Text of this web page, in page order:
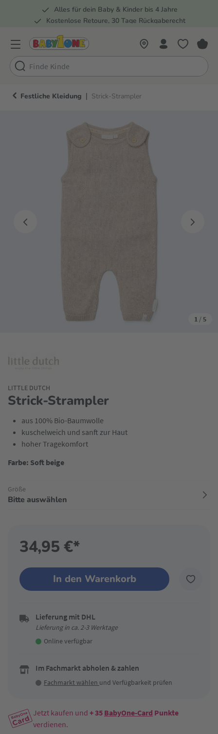
Zur Hauptnavigation springen
Alles für dein Baby & Kinder bis 4 Jahre
Kostenlose Retoure, 30 Tage Rückgaberecht
Festliche Kleidung | Strick-Strampler
1 / 5
Strick-Strampler
LITTLE DUTCH
aus 100% Bio-Baumwolle
kuschelweich und sanft zur Haut
hoher Tragekomfort
Farbe: Soft beige
Größe
Bitte auswählen
34,95 €*
In den Warenkorb
Lieferung mit DHL
Lieferung in ca. 2-3 Werktage
Online verfügbar
Im Fachmarkt abholen & zahlen
Fachmarkt wählen und Verfügbarkeit prüfen
Jetzt kaufen und + 35 BabyOne-Card Punkte
verdienen.